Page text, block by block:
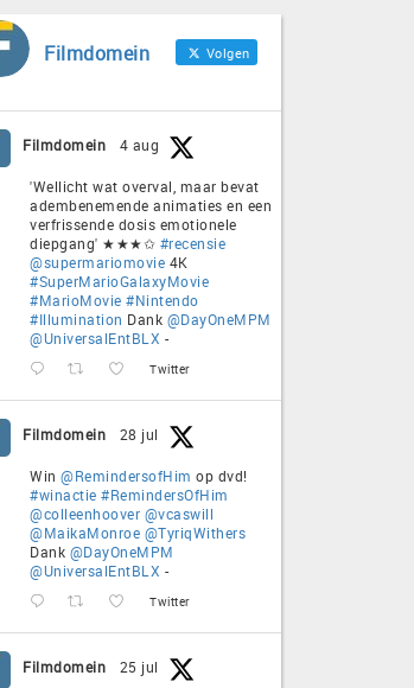
Filmdomein Volgen
Filmdomein 4 aug
'Wellicht wat overval, maar bevat
adembenemende animaties en een
verfrissende dosis emotionele
diepgang' ★★★✩ #recensie
@supermariomovie 4K
#SuperMarioGalaxyMovie
#MarioMovie #Nintendo
#Illumination Dank @DayOneMPM
@UniversalEntBLX -
Twitter
Filmdomein 28 jul
Win @RemindersofHim op dvd!
#winactie #RemindersOfHim
@colleenhoover @vcaswill
@MaikaMonroe @TyriqWithers
Dank @DayOneMPM
@UniversalEntBLX -
Twitter
Filmdomein 25 jul